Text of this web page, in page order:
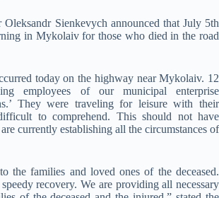
Sienkevych announced that July 5th
in Mykolaiv for those who died in the road
today on the highway near Mykolaiv. 12
employees of our municipal enterprise
They were traveling for leisure with their
to comprehend. This should not have
currently establishing all the circumstances of
the families and loved ones of the deceased.
recovery. We are providing all necessary